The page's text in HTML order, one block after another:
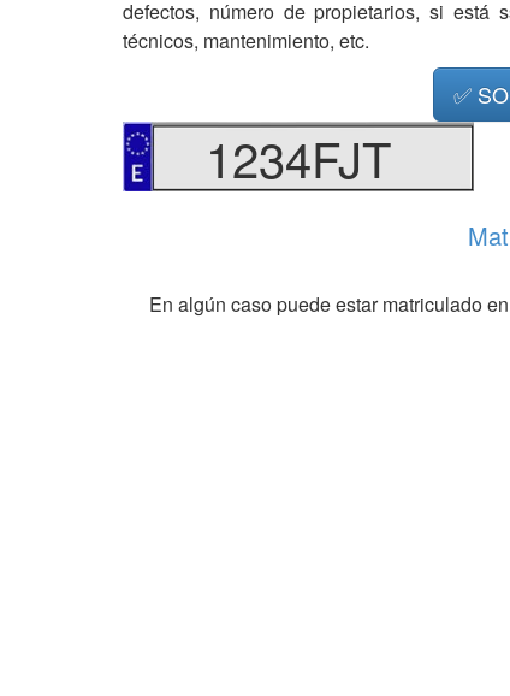
defectos, número de propietarios, si está
técnicos, mantenimiento, etc.
✅
1234FJT
En algún caso puede estar matriculado